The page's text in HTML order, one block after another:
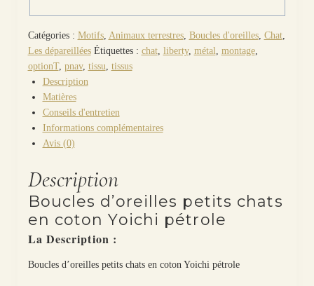
Catégories : Motifs, Animaux terrestres, Boucles d'oreilles, Chat,
Les dépareillées Étiquettes : chat, liberty, métal montage,
optionT, pnav, tissu tissus
Description
Matières
Conseils d'entretien
Informations complémentaires
Avis (0)
Description
Boucles d’oreilles petits chats
en coton Yoichi pétrole
La Description :
Boucles d’oreilles petits chats en coton Yoichi pétrole